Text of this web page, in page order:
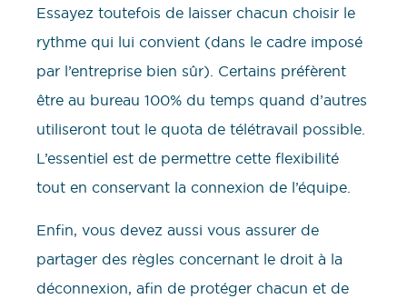
Essayez toutefois de laisser chacun choisir le
rythme qui lui convient (dans le cadre imposé
par l’entreprise bien sûr). Certains préfèrent
être au bureau 100% du temps quand d’autres
utiliseront tout le quota de télétravail possible.
L’essentiel est de permettre cette flexibilité
tout en conservant la connexion de l’équipe.
Enfin, vous devez aussi vous assurer de
partager des règles concernant le droit à la
déconnexion, afin de protéger chacun et de